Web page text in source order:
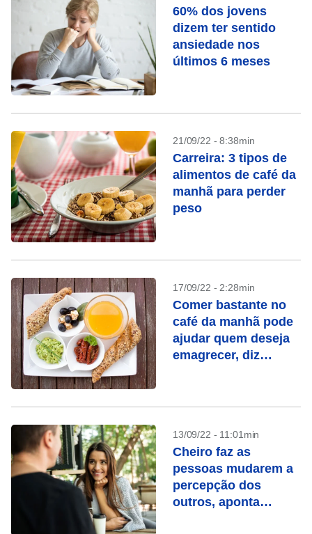
60% dos jovens
dizem ter sentido
ansiedade nos
últimos 6 meses
21/09/22 - 8:38min
Carreira: 3 tipos de
alimentos de café da
manhã para perder
peso
17/09/22 - 2:28min
Comer bastante no
café da manhã pode
ajudar quem deseja
emagrecer, diz
13/09/22 - 11:01min
Cheiro faz as
pessoas mudarem a
percepção dos
outros, aponta